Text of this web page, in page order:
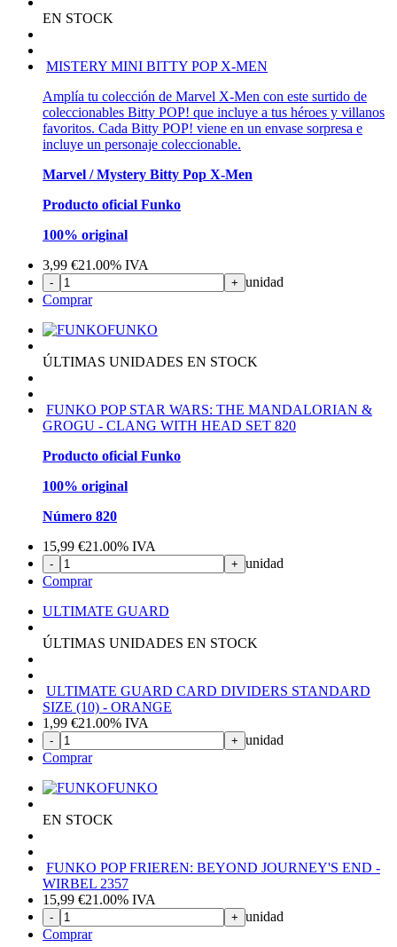
EN STOCK
MISTERY MINI BITTY POP X-MEN
Amplía tu colección de Marvel X-Men con este surtido de
coleccionables Bitty POP! que incluye a tus héroes y villanos
favoritos. Cada Bitty POP! viene en un envase sorpresa e
incluye un personaje coleccionable.
Marvel / Mystery Bitty Pop X-Men
Producto oficial Funko
100% original
3,99 €21.00% IVA
- + unidad
Comprar
FUNKO
ÚLTIMAS UNIDADES EN STOCK
FUNKO POP STAR WARS: THE MANDALORIAN &
GROGU - CLANG WITH HEAD SET 820
Producto oficial Funko
100% original
Número 820
15,99 €21.00% IVA
- + unidad
Comprar
ULTIMATE GUARD
ÚLTIMAS UNIDADES EN STOCK
ULTIMATE GUARD CARD DIVIDERS STANDARD
SIZE (10) - ORANGE
1,99 €21.00% IVA
- + unidad
Comprar
FUNKO
EN STOCK
FUNKO POP FRIEREN: BEYOND JOURNEY'S END -
WIRBEL 2357
15,99 €21.00% IVA
- + unidad
Comprar